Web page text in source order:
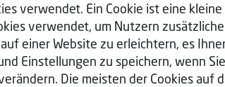
verwendet. Ein Cookie ist eine
verwendet, um Nutzern
einer Website zu erleichtern, es
Einstellungen zu speichern, wenn
Die meisten der Cookies auf